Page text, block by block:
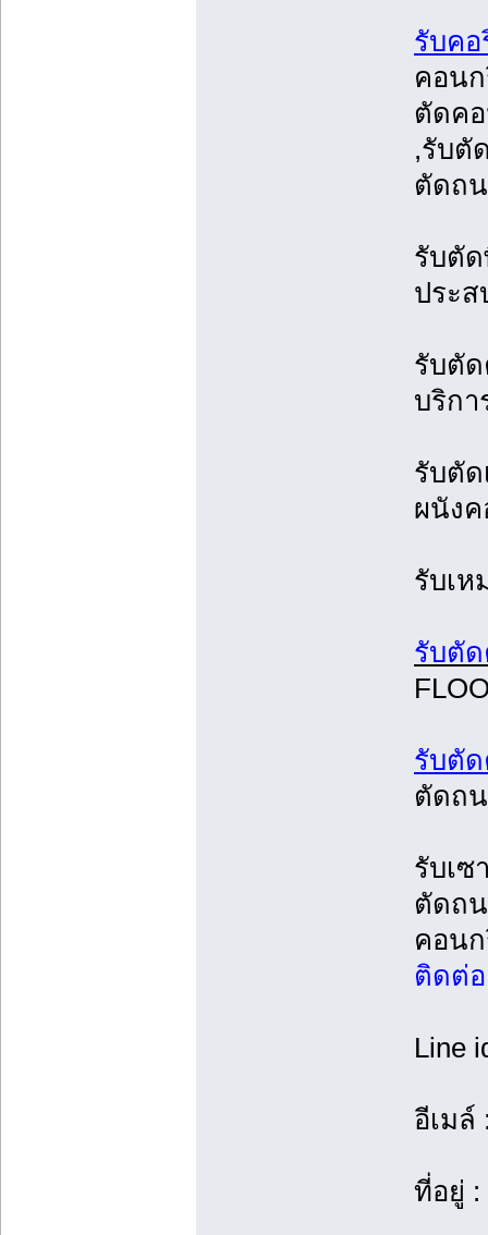
รับค
คอน
ตัดค
,รับตั
ตัดถ
รับตั
ประ
รับตั
บริกา
รับตัด
ผนัง
รับเ
รับตั
รับตั
ตัดถ
รับเซ
ตัดถ
คอน
ติดต่
Line
อีเมล์
ที่อยู่ :